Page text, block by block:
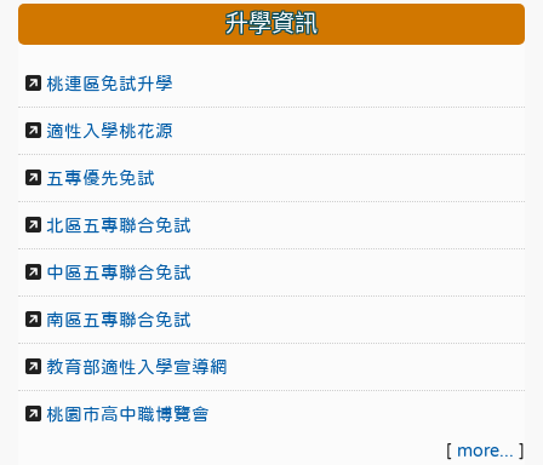
升學資訊
桃連區免試升學
適性入學桃花源
五專優先免試
北區五專聯合免試
中區五專聯合免試
南區五專聯合免試
教育部適性入學宣導網
桃園市高中職博覽會
[ more... ]